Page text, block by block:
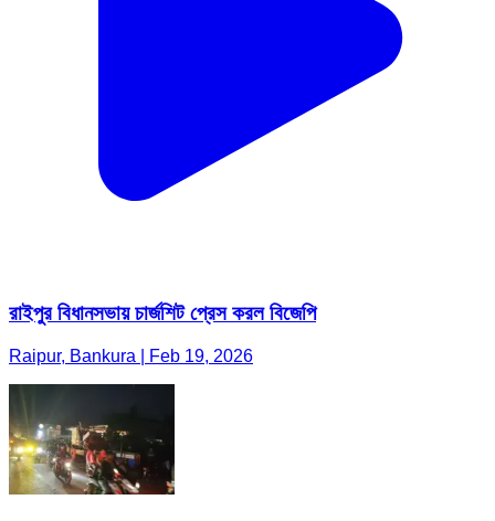
রাইপুর বিধানসভায় চার্জশিট প্রেস করল বিজেপি
Raipur, Bankura | Feb 19, 2026